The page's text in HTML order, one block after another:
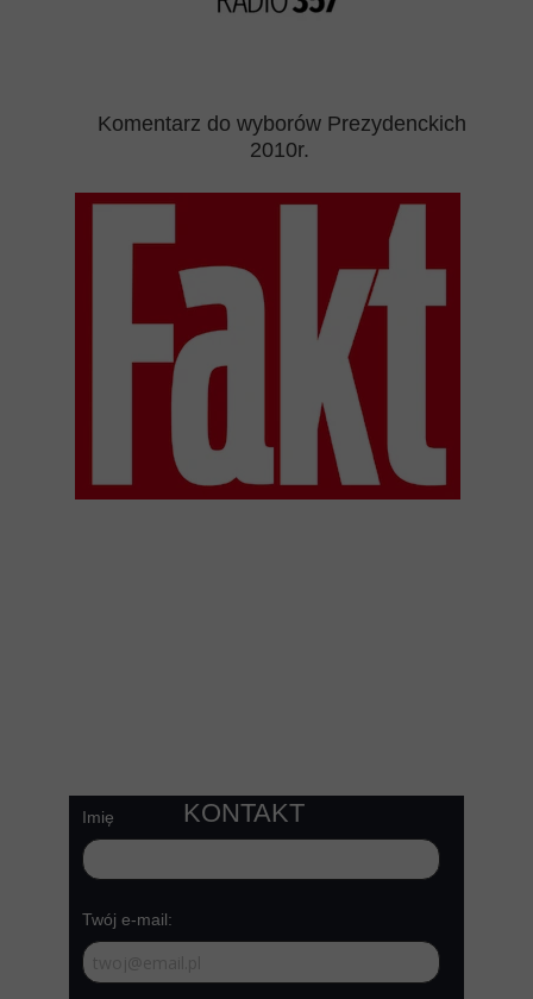
Komentarz do wyborów Prezydenckich
2010r.
Imię
Twój e-mail:
KONTAKT